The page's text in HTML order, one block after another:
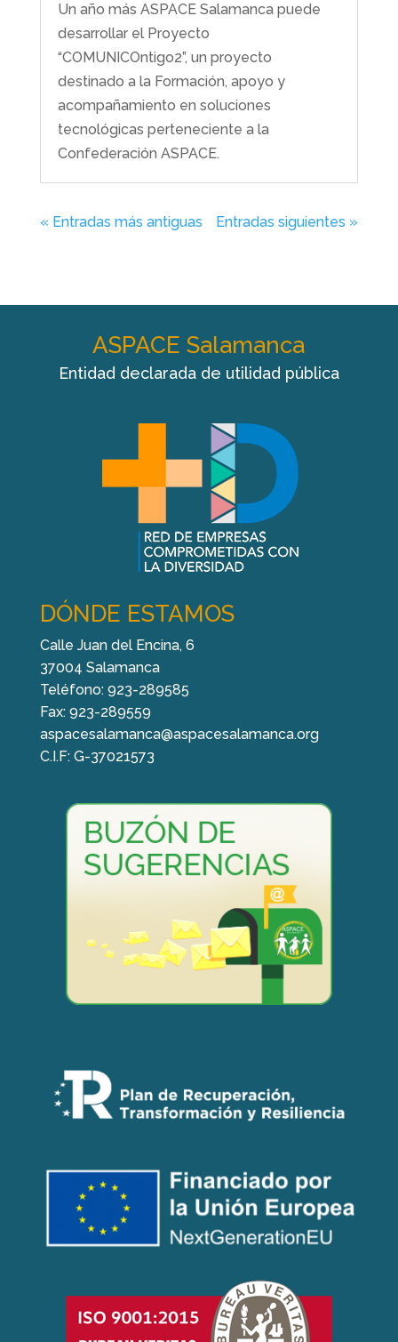
Un año más ASPACE Salamanca puede
desarrollar el Proyecto
“COMUNICOntigo2”, un proyecto
destinado a la Formación, apoyo y
acompañamiento en soluciones
tecnológicas perteneciente a la
Confederación ASPACE.
« Entradas más antiguas Entradas siguientes »
ASPACE Salamanca
Entidad declarada de utilidad pública
DÓNDE ESTAMOS
Calle Juan del Encina, 6
37004 Salamanca
Teléfono: 923-289585
Fax: 923-289559
aspacesalamanca@aspacesalamanca.org
C.I.F: G-37021573